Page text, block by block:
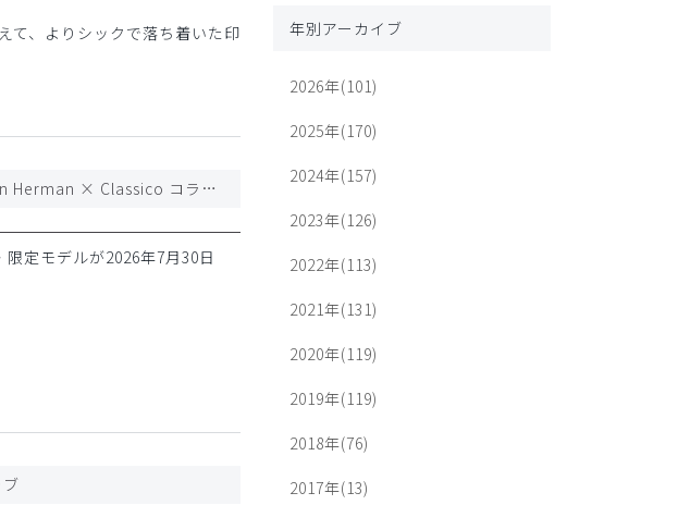
て、よりシックで落ち着いた印
【発売予告】10度目を記念した特別カラー・モデル Ron Herman × Classico コラボレーションシリーズ
定モデルが2026年7月30日
年別アーカイブ
2026年(101)
2025年(170)
2024年(157)
2023年(126)
2022年(113)
2021年(131)
2020年(119)
2019年(119)
2018年(76)
2017年(13)